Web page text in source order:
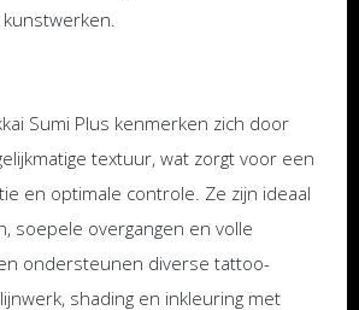
Sumi Plus kenmerken zich door
textuur, wat zorgt voor een
en optimale controle. Ze zijn ideaal
soepele overgangen en volle
ondersteunen diverse tattoo-
shading en inkleuring met